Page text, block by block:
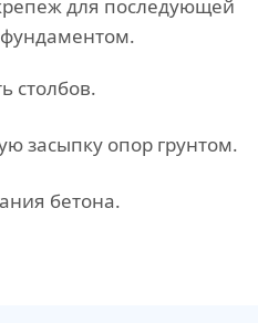
для последующей
столбов.
засыпку опор грунтом.
бетона.